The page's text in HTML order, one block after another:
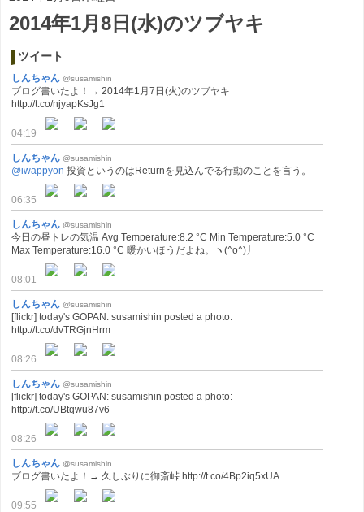
2014年1月8日(水)のツブヤキ
ツイート
しんちゃん @susamishin
ブログ書いたよ！→ 2014年1月7日(火)のツブヤキ
http://t.co/njyapKsJg1
04:19
しんちゃん @susamishin
@iwappyon 投資というのはReturnを見込んでる行動のことを言う。
06:35
しんちゃん @susamishin
今日の昼トレの気温 Avg Temperature:8.2 °C Min Temperature:5.0 °C
Max Temperature:16.0 °C 暖かいほうだよね。ヽ(^o^)丿
08:01
しんちゃん @susamishin
[flickr] today's GOPAN: susamishin posted a photo:
http://t.co/dvTRGjnHrm
08:26
しんちゃん @susamishin
[flickr] today's GOPAN: susamishin posted a photo:
http://t.co/UBtqwu87v6
08:26
しんちゃん @susamishin
ブログ書いたよ！→ 久しぶりに御斎峠 http://t.co/4Bp2iq5xUA
09:55